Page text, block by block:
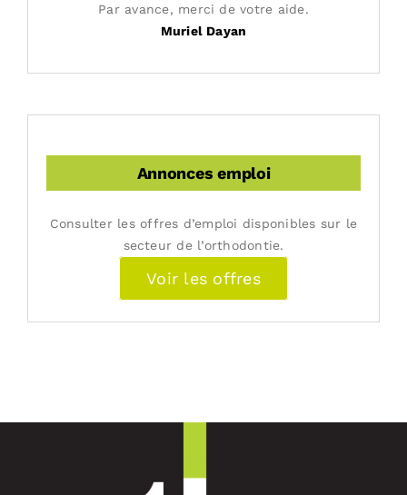
Par avance, merci de votre aide.
Muriel Dayan
Annonces emploi
Consulter les offres d’emploi disponibles sur le
secteur de l’orthodontie.
Voir les offres